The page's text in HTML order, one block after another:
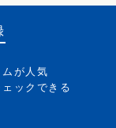
が人気
ックできる